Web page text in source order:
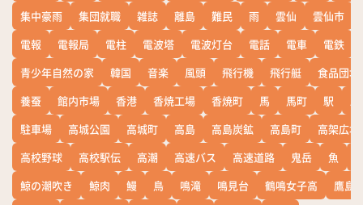
集中豪雨
集団就職 雑誌 離島 難民 雨 雲仙 雲仙市
電報
電報局 電柱 電波塔 電波灯台 電話 電車 電鉄
青少年自然の家
韓国 音楽 風頭 飛行機 飛行艇
食品団地
養蚕
館内市場 香港 香焼工場 香焼町 馬 馬町 駅
駐車場
高城公園 高城町 高島 高島炭鉱 高島町
高架広場
高校野球
高校駅伝 高潮 高速バス 高速道路 鬼岳 魚
鯨の潮吹き
鯨肉 鰻 鳥 鳴滝 鳴見台 鶴鳴女子高
鷹島